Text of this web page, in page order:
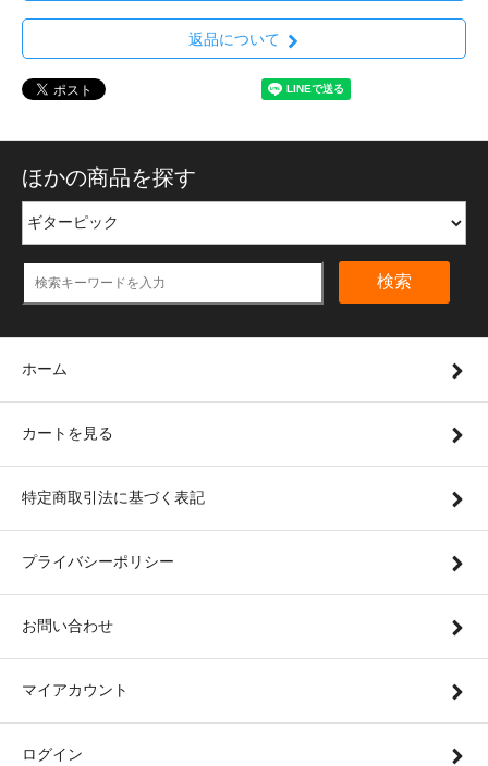
返品について
ほかの商品を探す
検索
ホーム
カートを見る
特定商取引法に基づく表記
プライバシーポリシー
お問い合わせ
マイアカウント
ログイン